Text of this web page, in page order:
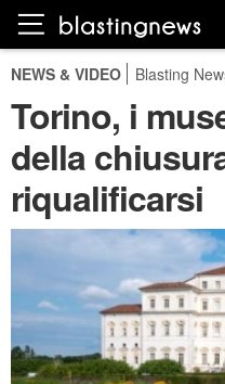
NEWS & VIDEO Blasting
Torino, i
della
riqualificarsi